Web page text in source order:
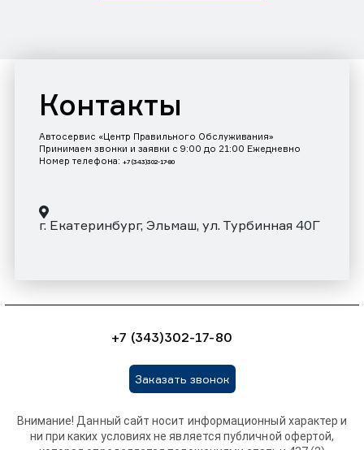
Контакты
Автосервис «Центр Правильного Обслуживания»
Принимаем звонки и заявки с 9:00 до 21:00 Ежедневно
Номер телефона: +7 (343)302-17-80
г. Екатеринбург, Эльмаш, ул. Турбинная 40Г
+7 (343)302-17-80
Заказать звонок
Внимание! Данный сайт носит информационный характер и
ни при каких условиях не является публичной офертой,